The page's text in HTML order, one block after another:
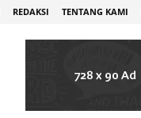
REDAKSI TENTANG KAMI